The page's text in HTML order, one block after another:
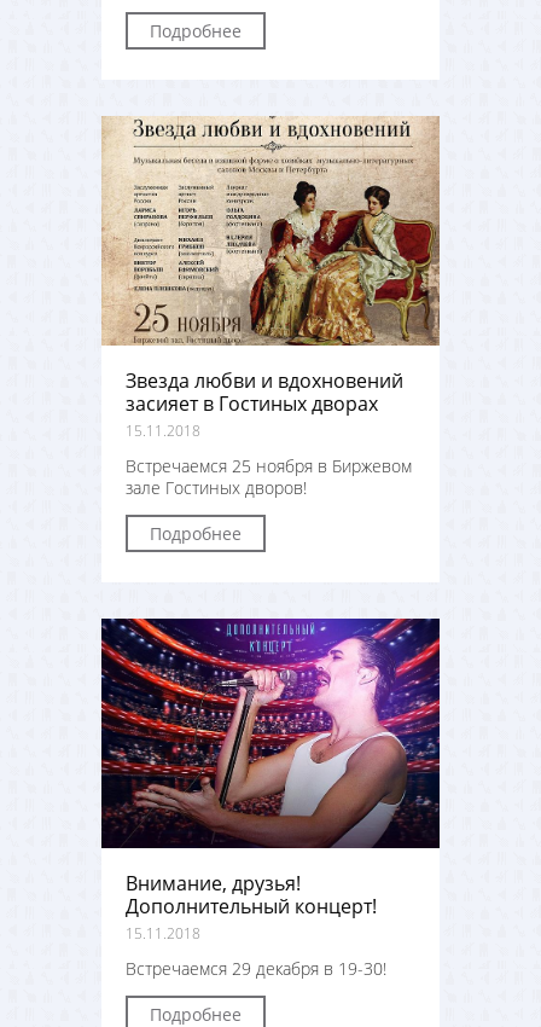
Подробнее
Звезда любви и вдохновений
засияет в Гостиных дворах
15.11.2018
Встречаемся 25 ноября в Биржевом
зале Гостиных дворов!
Подробнее
Внимание, друзья!
Дополнительный концерт!
15.11.2018
Встречаемся 29 декабря в 19-30!
Подробнее